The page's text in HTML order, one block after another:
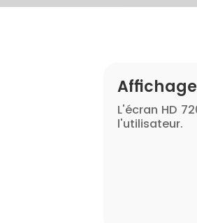
L'écran HD
l'utilisateur.